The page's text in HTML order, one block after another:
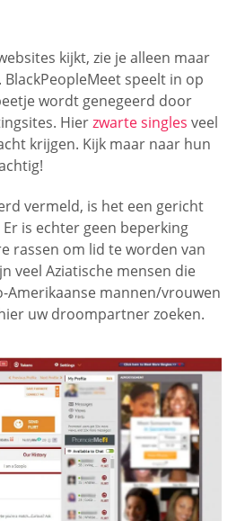
kijkt, zie je alleen maar
speelt in op
wordt genegeerd door
Hierzwarte singles veel
krijgen. Kijk maar naar hun
vermeld, is het een gericht
is echter geen beperking
rassen om lid te worden van
veel Aziatische mensen die
Amerikaanse mannen/vrouwen
uw droompartner zoeken.